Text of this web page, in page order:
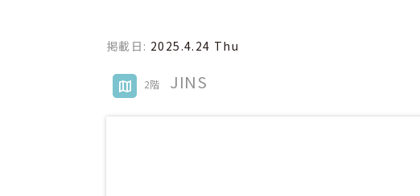
掲載日: 2025.4.24 Thu
2階 JINS